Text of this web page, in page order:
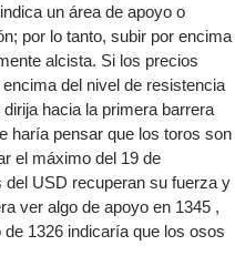
un área de apoyo o
por lo tanto, subir por encima
alcista. Si los precios
del nivel de resistencia
hacia la primera barrera
haría pensar que los toros son
el máximo del 19 de
USD recuperan su fuerza y
ver algo de apoyo en 1345 ,
1326 indicaría que los osos